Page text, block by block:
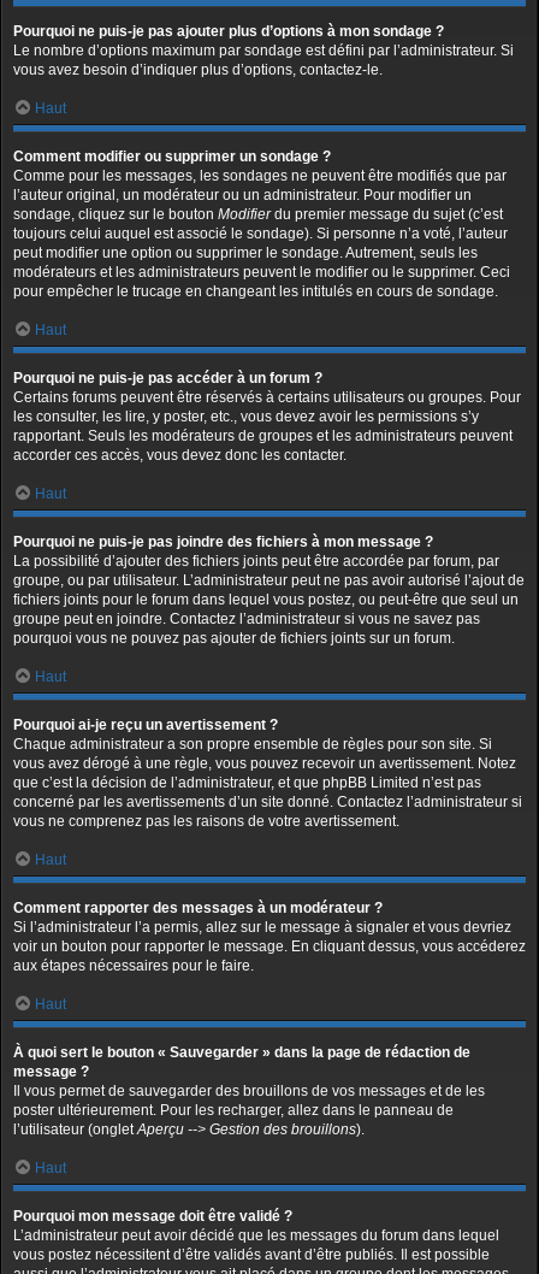
Pourquoi ne puis-je pas ajouter plus d’options à mon sondage ?
Le nombre d’options maximum par sondage est défini par l’administrateur. Si
vous avez besoin d’indiquer plus d’options, contactez-le.
Haut
Comment modifier ou supprimer un sondage ?
Comme pour les messages, les sondages ne peuvent être modifiés que par
l’auteur original, un modérateur ou un administrateur. Pour modifier un
sondage, cliquez sur le bouton Modifierdu premier message du sujet (c’est
toujours celui auquel est associé le sondage). Si personne n’a voté, l’auteur
peut modifier une option ou supprimer le sondage. Autrement, seuls les
modérateurs et les administrateurs peuvent le modifier ou le supprimer. Ceci
pour empêcher le trucage en changeant les intitulés en cours de sondage.
Haut
Pourquoi ne puis-je pas accéder à un forum ?
Certains forums peuvent être réservés à certains utilisateurs ou groupes. Pour
les consulter, les lire, y poster, etc., vous devez avoir les permissions s’y
rapportant. Seuls les modérateurs de groupes et les administrateurs peuvent
accorder ces accès, vous devez donc les contacter.
Haut
Pourquoi ne puis-je pas joindre des fichiers à mon message ?
La possibilité d’ajouter des fichiers joints peut être accordée par forum, par
groupe, ou par utilisateur. L’administrateur peut ne pas avoir autorisé l’ajout de
fichiers joints pour le forum dans lequel vous postez, ou peut-être que seul un
groupe peut en joindre. Contactez l’administrateur si vous ne savez pas
pourquoi vous ne pouvez pas ajouter de fichiers joints sur un forum.
Haut
Pourquoi ai-je reçu un avertissement ?
Chaque administrateur a son propre ensemble de règles pour son site. Si
vous avez dérogé à une règle, vous pouvez recevoir un avertissement. Notez
que c’est la décision de l’administrateur, et que phpBB Limited n’est pas
concerné par les avertissements d’un site donné. Contactez l’administrateur si
vous ne comprenez pas les raisons de votre avertissement.
Haut
Comment rapporter des messages à un modérateur ?
Si l’administrateur l’a permis, allez sur le message à signaler et vous devriez
voir un bouton pour rapporter le message. En cliquant dessus, vous accéderez
aux étapes nécessaires pour le faire.
Haut
À quoi sert le bouton « Sauvegarder » dans la page de rédaction de
message ?
Il vous permet de sauvegarder des brouillons de vos messages et de les
poster ultérieurement. Pour les recharger, allez dans le panneau de
l’utilisateur (ongletAperçu --> Gestion des brouillons).
Haut
Pourquoi mon message doit être validé ?
L’administrateur peut avoir décidé que les messages du forum dans lequel
vous postez nécessitent d’être validés avant d’être publiés. Il est possible